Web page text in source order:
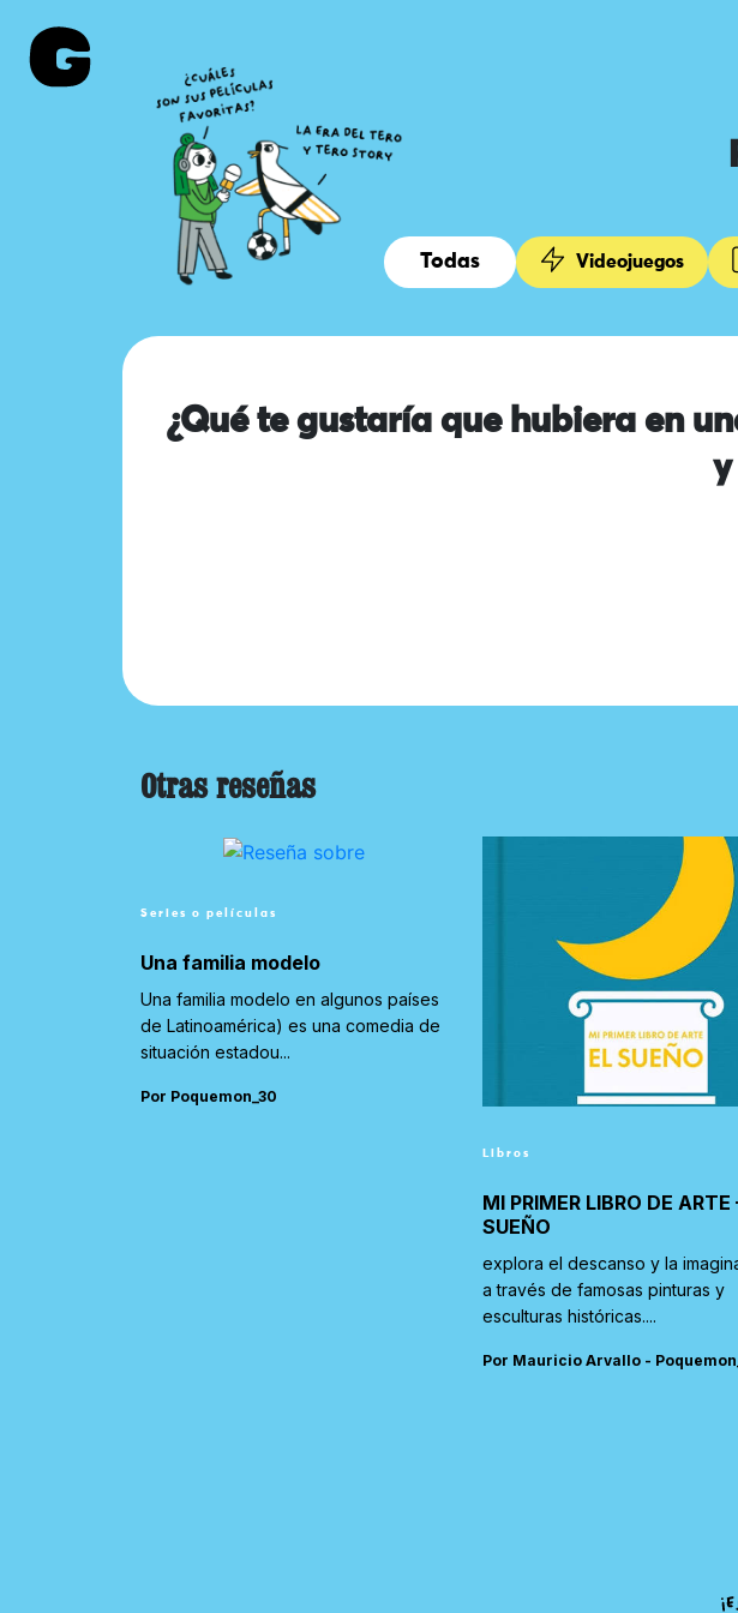
Todas Videojuegos
¿Qué te gustaría que hubiera en
y
Otras reseñas
Series o películas
Una familia modelo
Una familia modelo en algunos países
de Latinoamérica) es una comedia de
situación estadou...
Por Poquemon_30
Libros
MI PRIMER LIBRO DE ARTE
SUEÑO
explora el descanso y la
a través de famosas pinturas y
esculturas históricas....
Por Mauricio Arvallo -